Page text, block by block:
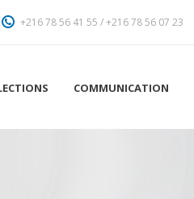
+216 78 56 41 55 /+216 78 56 07 23
COMMUNICATION